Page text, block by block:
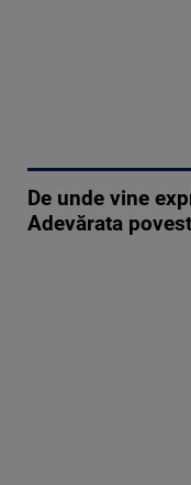
De unde vine
Adevărata